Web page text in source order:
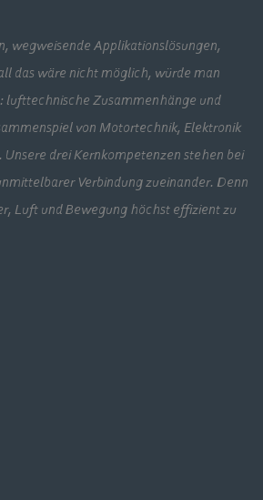
wegweisende Applikationslösungen,
das wäre nicht möglich, würde man
lufttechnische Zusammenhänge und
von Motortechnik, Elektronik
drei Kernkompetenzen stehen bei
Verbindung zueinander. Denn
Luft und Bewegung höchst effizient zu